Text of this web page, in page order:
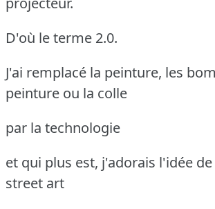
D'où le terme 2.0.
J'ai remplacé la peinture, les
peinture ou la colle
par la technologie
et qui plus est, j'adorais l'idée
street art